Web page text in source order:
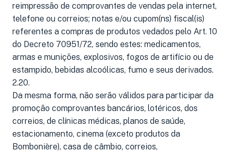
reimpressão de comprovantes de vendas pela internet,
telefone ou correios; notas e/ou cupom(ns) fiscal(is)
referentes a compras de produtos vedados pelo Art. 10
do Decreto 70951/72, sendo estes: medicamentos,
armas e munições, explosivos, fogos de artifício ou de
estampido, bebidas alcoólicas, fumo e seus derivados.
2.20.
Da mesma forma, não serão válidos para participar da
promoção comprovantes bancários, lotéricos, dos
correios, de clínicas médicas, planos de saúde,
estacionamento, cinema (exceto produtos da
Bombonière), casa de câmbio, correios,